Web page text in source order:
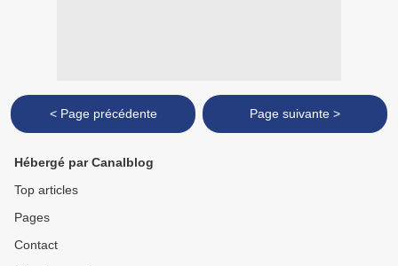
< Page précédente Page suivante >
Hébergé par Canalblog
Top articles
Pages
Contact